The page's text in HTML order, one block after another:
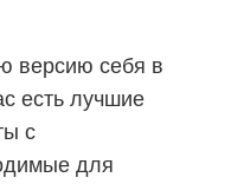
версию себя в
есть лучшие
с
для